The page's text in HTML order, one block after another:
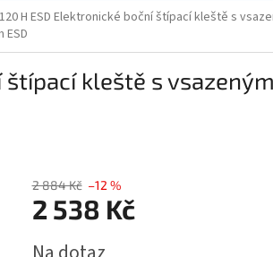
H ESD Elektronické boční štípací kleště s
ESD
štípací kleště s vsazeným
2 884 Kč –12 %
2 538 Kč